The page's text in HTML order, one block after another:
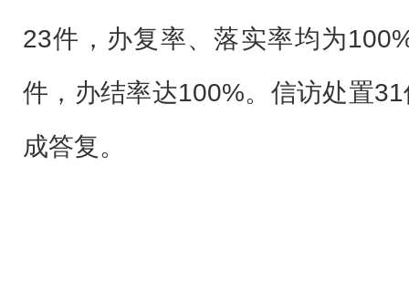
23件，办复率、落实率均为
件，办结率达100%。信访处置31
成答复。